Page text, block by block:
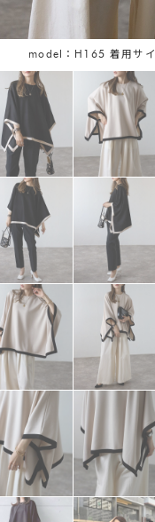
model：H165 着用サイ